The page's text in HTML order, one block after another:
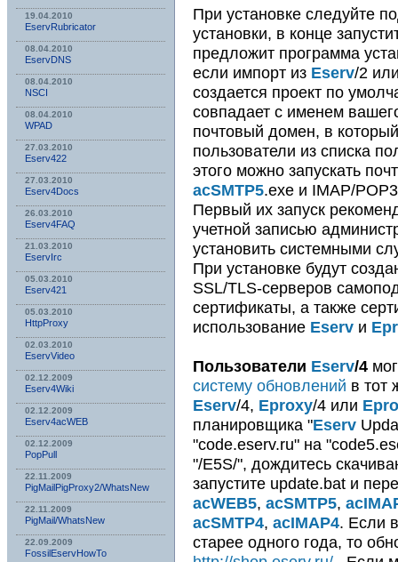
19.04.2010
EservRubricator
08.04.2010
EservDNS
08.04.2010
NSСI
08.04.2010
WPAD
27.03.2010
Eserv422
27.03.2010
Eserv4Docs
26.03.2010
Eserv4FAQ
21.03.2010
EservIrc
05.03.2010
Eserv421
05.03.2010
HttpProxy
02.03.2010
EservVideo
02.12.2009
Eserv4Wiki
02.12.2009
Eserv4acWEB
02.12.2009
PopPull
22.11.2009
PigMailPigProxy2/WhatsNew
22.11.2009
PigMail/WhatsNew
22.09.2009
FossilEservHowTo
При установке следуйте
установки, в конце
предложит программа
если импорт из Eserv/2
создается проект по
совпадает с именем
почтовый домен, в
пользователи из списка
этого можно запускать
acSMTP5.exe и IMAP/
Первый их запуск
учетной записью
установить системными
При установке будут
SSL/TLS-серверов
сертификаты, а также
использование Eserv и
Пользователи Eserv/4
систему обновлений в тот
Eserv/4, Eproxy/4 или
планировщика "Eserv
"code.eserv.ru" на
"/E5S/", дождитесь
запустите update.bat и
acWEB5, acSMTP5,
acSMTP4, acIMAP4. Если
старее одного года, то